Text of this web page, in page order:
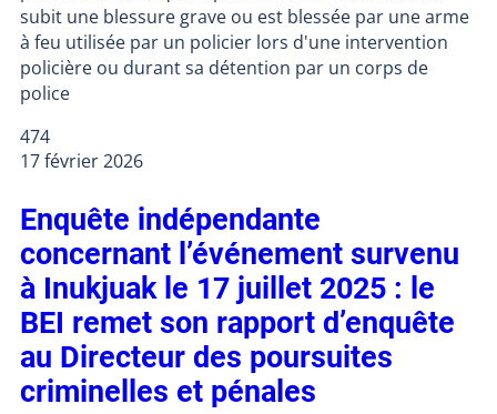
subit une blessure grave ou est blessée par une arme
à feu utilisée par un policier lors d'une intervention
policière ou durant sa détention par un corps de
police
474
17 février 2026
Enquête indépendante
concernant l’événement survenu
à Inukjuak le 17 juillet 2025 : le
BEI remet son rapport d’enquête
au Directeur des poursuites
criminelles et pénales